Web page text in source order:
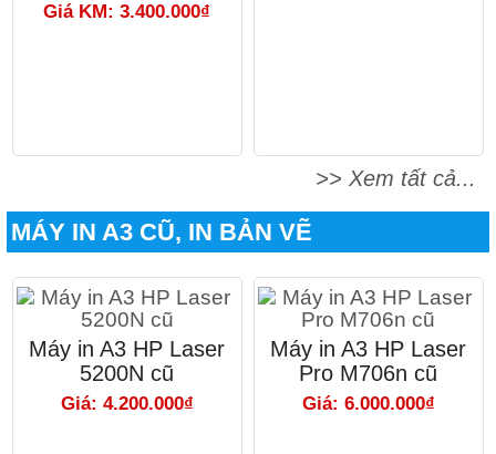
Giá KM: 3.400.000₫
>> Xem tất cả...
MÁY IN A3 CŨ, IN BẢN VẼ
Máy in A3 HP Laser
5200N cũ
Giá: 4.200.000₫
Máy in A3 HP Laser
Pro M706n cũ
Giá: 6.000.000₫